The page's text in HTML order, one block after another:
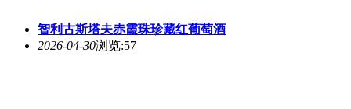
智利古斯塔夫赤霞珠珍藏红葡萄酒
2026-04-30浏览:57